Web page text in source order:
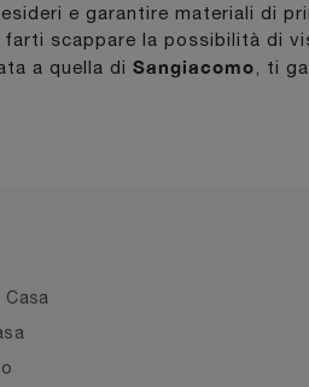
e garantire materiali di
scappare la possibilità di
a quella di Sangiacomo , ti
Casa